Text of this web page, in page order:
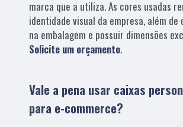
marca que a utiliza. As cores usadas
identidade visual da empresa, além de
na embalagem e possuir dimensões
Solicite um orçamento.
Vale a pena usar caixas
para e-commerce?